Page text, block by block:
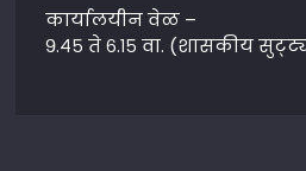
कार्यालयीन वेळ –
९.४५ ते ६.१५ वा. (शासकीय